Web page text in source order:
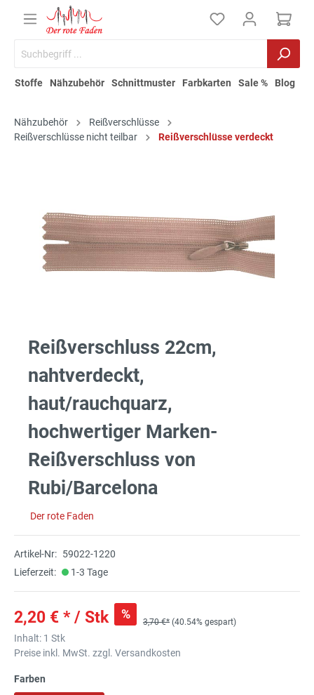
Stoffe Nähzubehör Schnittmuster Farbkarten Sale % Blog
Nähzubehör
Reißverschlüsse
Reißverschlüsse nicht teilbar
Reißverschlüsse verdeckt
Reißverschluss 22cm,
nahtverdeckt,
haut/rauchquarz,
hochwertiger Marken-
Reißverschluss von
Rubi/Barcelona
Der rote Faden
Artikel-Nr: 59022-1220
Lieferzeit:
1-3 Tage
2,20 € * / Stk %
3,70 €* (40.54% gespart)
Inhalt: 1 Stk
Preise inkl. MwSt. zzgl. Versandkosten
Farben